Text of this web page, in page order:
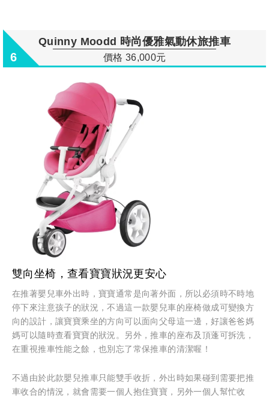
6
Quinny Moodd 時尚優雅氣動休旅推車
價格 36,000元
雙向坐椅，查看寶寶狀況更安心
在推著嬰兒車外出時，寶寶通常是向著外面，所以必須時不時地
停下來注意孩子的狀況，不過這一款嬰兒車的座椅做成可變換方
向的設計，讓寶寶乘坐的方向可以面向父母這一邊，好讓爸爸媽
媽可以隨時查看寶寶的狀況。另外，推車的座布及頂蓬可拆洗，
在重視推車性能之餘，也別忘了常保推車的清潔喔！
不過由於此款嬰兒推車只能雙手收折，外出時如果碰到需要把推
車收合的情況，就會需要一個人抱住寶寶，另外一個人幫忙收